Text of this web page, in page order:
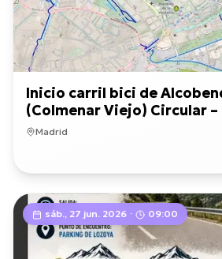
Inicio carril bici de
(Colmenar Viejo) Circular
Madrid
sáb., 27 jun. 2026 · 09:00